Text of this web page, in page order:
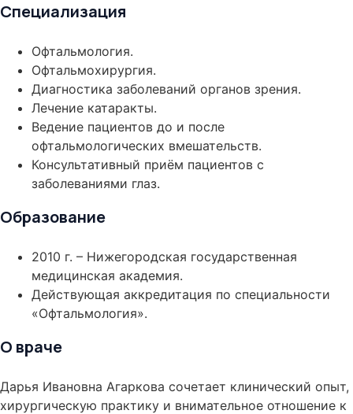
Специализация
Офтальмология.
Офтальмохирургия.
Диагностика заболеваний органов зрения.
Лечение катаракты.
Ведение пациентов до и после
офтальмологических вмешательств.
Консультативный приём пациентов с
заболеваниями глаз.
Образование
2010 г. – Нижегородская государственная
медицинская академия.
Действующая аккредитация по специальности
«Офтальмология».
О враче
Дарья Ивановна Агаркова сочетает клинический опыт,
хирургическую практику и внимательное отношение к